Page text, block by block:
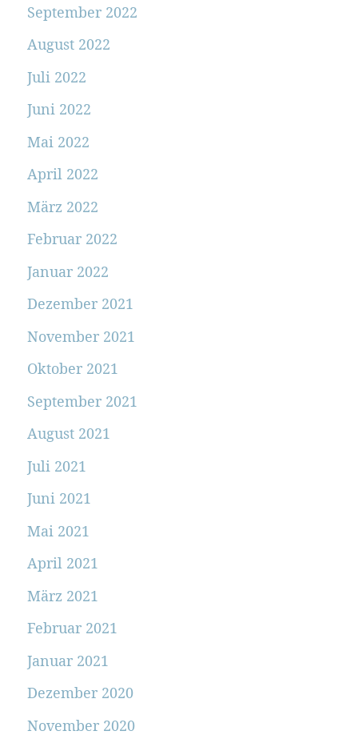
September 2022
August 2022
Juli 2022
Juni 2022
Mai 2022
April 2022
März 2022
Februar 2022
Januar 2022
Dezember 2021
November 2021
Oktober 2021
September 2021
August 2021
Juli 2021
Juni 2021
Mai 2021
April 2021
März 2021
Februar 2021
Januar 2021
Dezember 2020
November 2020